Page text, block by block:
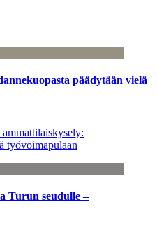
päädytään vielä
työvoimapulaan
Turun seudulle –